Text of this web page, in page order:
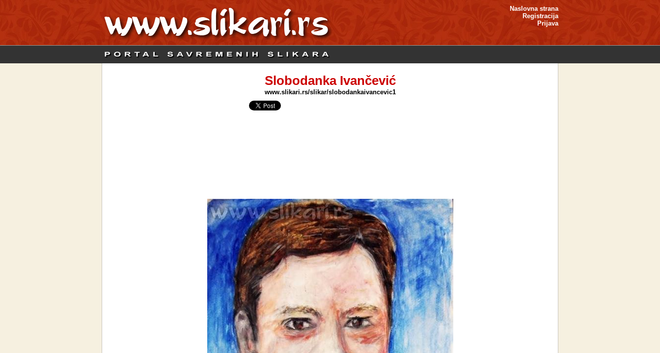
Naslovna strana
Registracija
Prijava
Slobodanka Ivančević
www.slikari.rs/slikar/slobodankaivancevic1